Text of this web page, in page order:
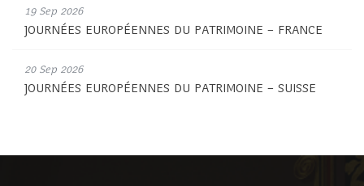
19 Sep 2026
JOURNÉES EUROPÉENNES DU PATRIMOINE – FRANCE
20 Sep 2026
JOURNÉES EUROPÉENNES DU PATRIMOINE – SUISSE